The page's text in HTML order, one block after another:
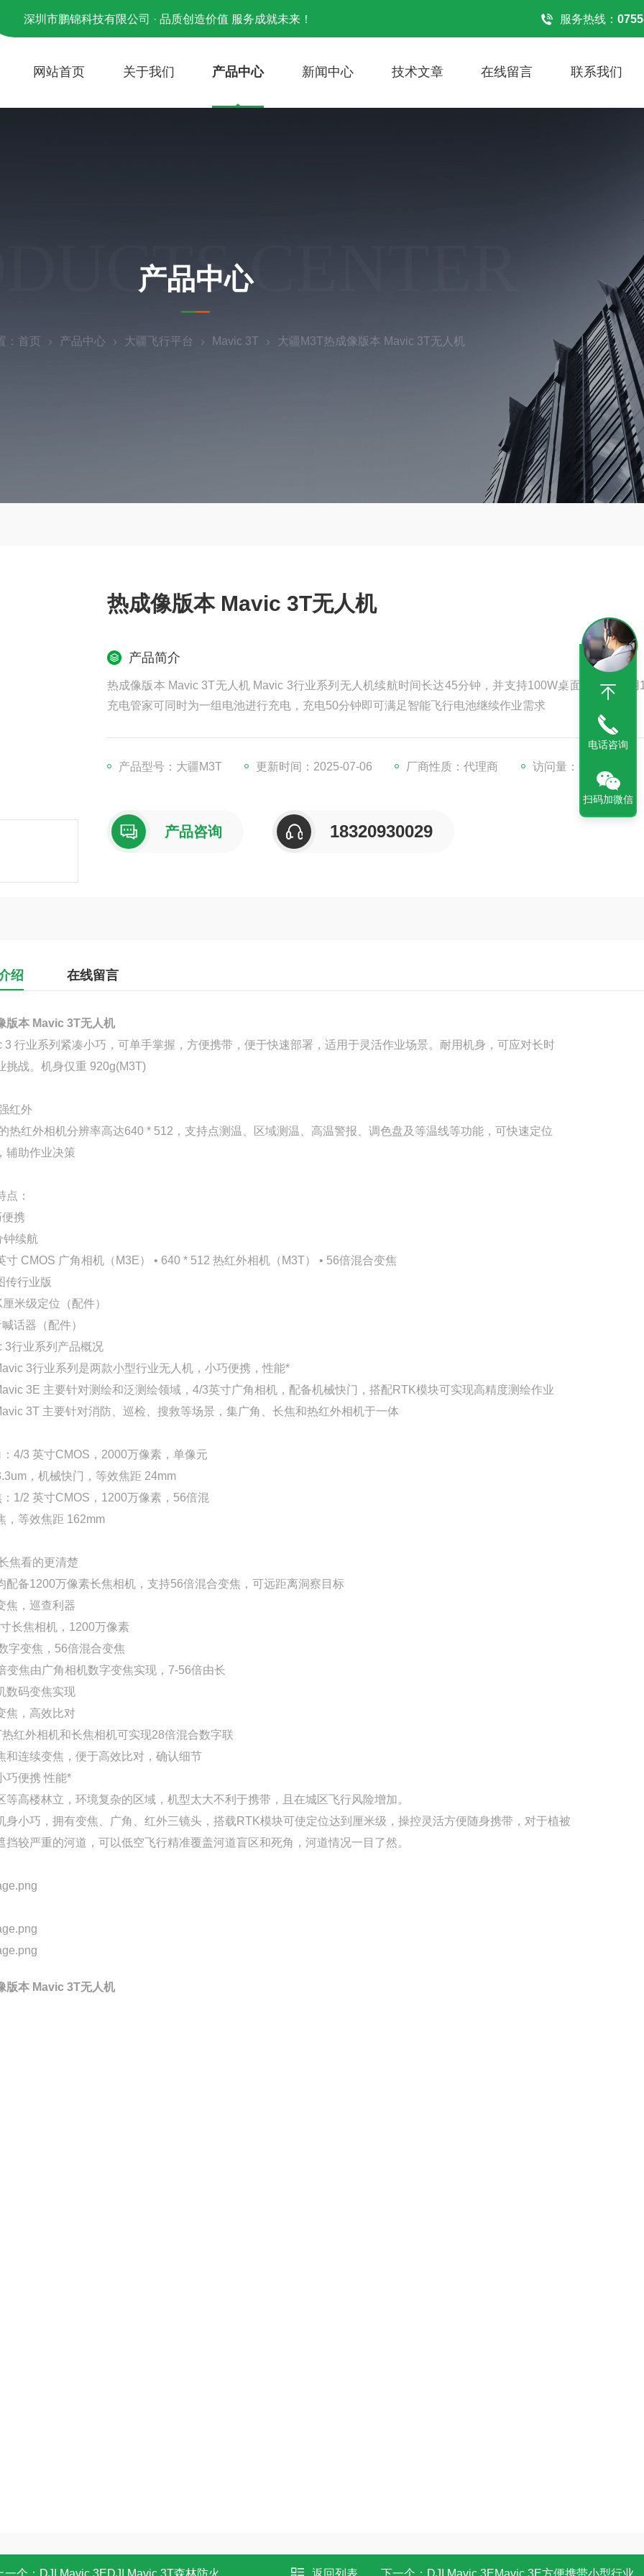
深圳市鹏锦科技有限公司 · 品质创造价值 服务成就未来！ 服务热线：
网站首页 关于我们 产品中心 新闻中心 技术文章 在线留言 联系我们
CENTER
产品中心
： 首页 产品中心 大疆飞行平台 Mavic 3T 大疆M3T热成像版本 Mavic 3T无人机
热成像版本 Mavic 3T无人机
产品简介
热成像版本 Mavic 3T无人机 Mavic 3行业系列无人机续航时间长达45分钟，并支持100W桌面快充，使用
充电管家可同时为一组电池进行充电，充电50分钟即可满足智能飞行电池继续作业需求
产品型号：大疆M3T 更新时间：2025-07-06 厂商性质：代理商 访问量：6428
产品咨询 18320930029
绍 在线留言
版本 Mavic 3T无人机
3 行业系列紧凑小巧，可单手掌握，方便携带，便于快速部署，适用于灵活作业场景。耐用机身，可应对长时
挑战。机身仅重 920g(M3T)
红外
热红外相机分辨率高达640 * 512，支持点测温、区域测温、高温警报、调色盘及等温线等功能，可快速定位
辅助作业决策
点：
便携
钟续航
寸 CMOS 广角相机（M3E） • 640 * 512 热红外相机（M3T） • 56倍混合变焦
传行业版
厘米级定位（配件）
话器（配件）
3行业系列产品概况
3行业系列是两款小型行业无人机，小巧便携，性能*
3E 主要针对测绘和泛测绘领域，4/3英寸广角相机，配备机械快门，搭配RTK模块可实现高精度测绘作业
3T 主要针对消防、巡检、搜救等场景，集广角、长焦和热红外相机于一体
：4/3 英寸CMOS，2000万像素，单像元
，机械快门，等效焦距 24mm
：1/2 英寸CMOS，1200万像素，56倍混
，等效焦距 162mm
焦看的更清楚
配备1200万像素长焦相机，支持56倍混合变焦，可远距离洞察目标
焦，巡查利器
长焦相机，1200万像素
字变焦，56倍混合变焦
变焦由广角相机数字变焦实现，7-56倍由长
数码变焦实现
焦，高效比对
热红外相机和长焦相机可实现28倍混合数字联
和连续变焦，便于高效比对，确认细节
巧便携 性能*
等高楼林立，环境复杂的区域，机型太大不利于携带，且在城区飞行风险增加。
身小巧，拥有变焦、广角、红外三镜头，搭载RTK模块可使定位达到厘米级，操控灵活方便随身携带，对于植被
挡较严重的河道，可以低空飞行精准覆盖河道盲区和死角，河道情况一目了然。
版本 Mavic 3T无人机
一个： DJI Mavic 3EDJI Mavic 3T森林防火 返回列表 下一个： DJI Mavic 3EMavic 3E方便携带小型行业无人机
电话咨询
扫码加微信